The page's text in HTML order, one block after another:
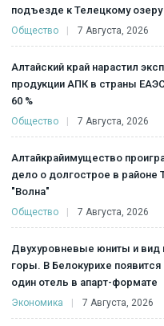
подъезде к Телецкому озеру
Общество 7 Августа, 2026
Алтайский край нарастил
продукции АПК в страны
60 %
Общество 7 Августа, 2026
Алтайкрайимущество
дело о долгострое в районе
"Волна"
Общество 7 Августа, 2026
Двухуровневые юниты и вид
горы. В Белокурихе
один отель в апарт-формате
Экономика 7 Августа, 2026